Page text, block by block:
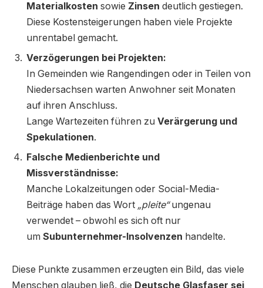
Materialkosten sowie Zinsen deutlich gestiegen.
Diese Kostensteigerungen haben viele Projekte
unrentabel gemacht.
Verzögerungen bei Projekten:
In Gemeinden wie Rangendingen oder in Teilen von
Niedersachsen warten Anwohner seit Monaten
auf ihren Anschluss.
Lange Wartezeiten führen zu Verärgerung und
Spekulationen.
Falsche Medienberichte und
Missverständnisse:
Manche Lokalzeitungen oder Social-Media-
Beiträge haben das Wort „pleite“ungenau
verwendet – obwohl es sich oft nur
um Subunternehmer-Insolvenzen handelte.
Diese Punkte zusammen erzeugten ein Bild, das viele
Menschen glauben ließ, die Deutsche Glasfaser sei